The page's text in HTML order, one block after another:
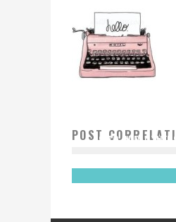
POST CORRELATI
SITO IN